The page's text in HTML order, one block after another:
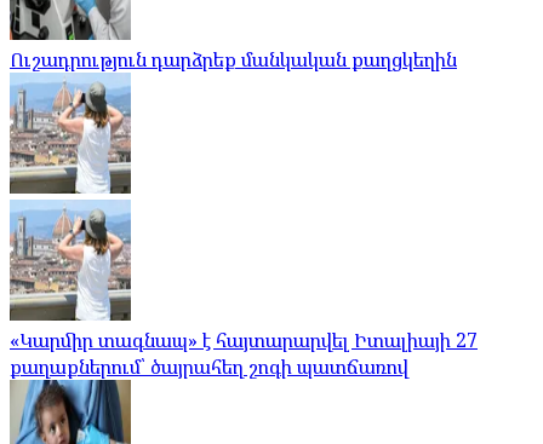
Ուշադրություն դարձրեք մանկական քաղցկեղին
«Կարմիր տագնապ» է հայտարարվել Իտալիայի 27
քաղաքներում՝ ծայրահեղ շոգի պատճառով